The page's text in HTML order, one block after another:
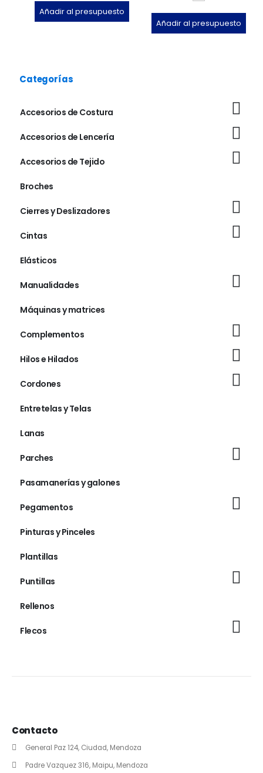
Añadir al presupuesto
Añadir al presupuesto
Categorías
Accesorios de Costura
Accesorios de Lencería
Accesorios de Tejido
Broches
Cierres y Deslizadores
Cintas
Elásticos
Manualidades
Máquinas y matrices
Complementos
Hilos e Hilados
Cordones
Entretelas y Telas
Lanas
Parches
Pasamanerías y galones
Pegamentos
Pinturas y Pinceles
Plantillas
Puntillas
Rellenos
Flecos
Contacto
General Paz 124, Ciudad, Mendoza
Padre Vazquez 316, Maipu, Mendoza